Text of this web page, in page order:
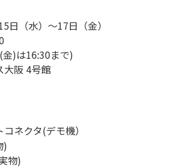
日（水）～17日（金）
(金)は16:30まで)
大阪 4号館
ネクタ(デモ機）
)
物)